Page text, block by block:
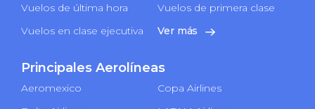
Vuelos de última hora
Vuelos de primera clase
Vuelos en clase ejecutiva
Ver más
Principales Aerolíneas
Aeromexico
Copa Airlines